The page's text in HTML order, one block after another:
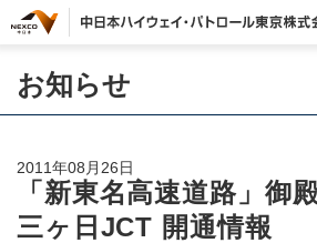
お知らせ
「新東名高速道路」御
三ヶ日JCT 開通情報
2011年08月26日